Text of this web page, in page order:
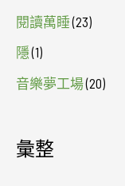
閱讀萬睡(23)
隱(1)
音樂夢工場(20)
彙整